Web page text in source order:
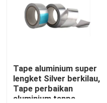
Pertunjukan VR
Tur Pabrik
Tape aluminium super
lengket Silver berkilau,
Tape perbaikan
aluminium tanpa